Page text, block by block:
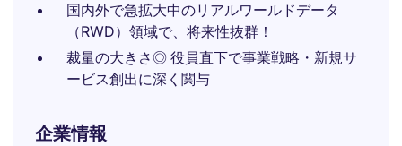
国内外で急拡大中のリアルワールドデータ
（RWD）領域で、将来性抜群！
裁量の大きさ◎ 役員直下で事業戦略・新規サ
ービス創出に深く関与
企業情報